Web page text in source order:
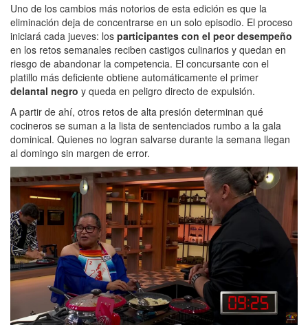
Uno de los cambios más notorios de esta edición es que la
eliminación deja de concentrarse en un solo episodio. El proceso
iniciará cada jueves: los participantes con el peor desempeño
en los retos semanales reciben castigos culinarios y quedan en
riesgo de abandonar la competencia. El concursante con el
platillo más deficiente obtiene automáticamente el primer
delantal negro y queda en peligro directo de expulsión.
A partir de ahí, otros retos de alta presión determinan qué
cocineros se suman a la lista de sentenciados rumbo a la gala
dominical. Quienes no logran salvarse durante la semana llegan
al domingo sin margen de error.